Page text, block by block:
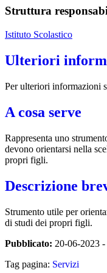
Struttura
Istituto Scolastico
Ulteriori
Per ulteriori informazioni
A cosa serve
Rappresenta uno
devono orientarsi nella
propri figli.
Descrizione
Strumento utile per
di studi dei propri figli.
Pubblicato: 20-06-2023 -
Tag pagina: Servizi